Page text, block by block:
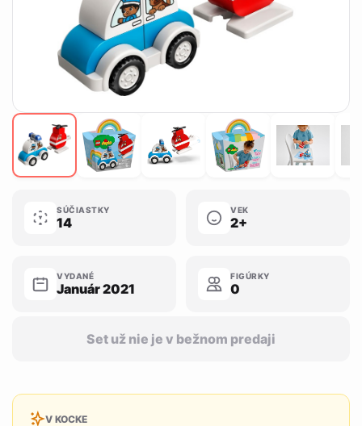
SÚČIASTKY
14
VEK
2+
VYDANÉ
Január 2021
FIGÚRKY
0
Set už nie je v bežnom predaji
V KOCKE